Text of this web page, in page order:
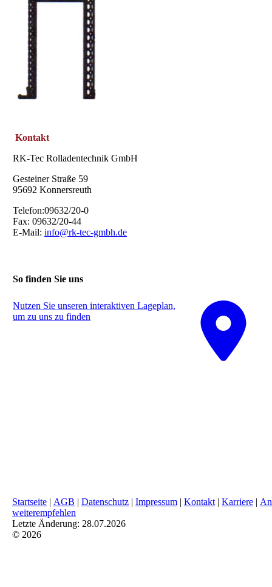
Kontakt
RK-Tec Rolladentechnik GmbH
Gesteiner Straße 59
95692 Konnersreuth
Telefon:09632/20-0
Fax: 09632/20-44
E-Mail: info@rk-tec-gmbh.de
So finden Sie uns
Nutzen Sie unseren interaktiven La­ge­plan,
um zu uns zu finden
Startseite | AGB | Datenschutz | Impressum | Kontakt | Karriere |
weiterempfehlen
Letzte Änderung: 28.07.2026
© 2026